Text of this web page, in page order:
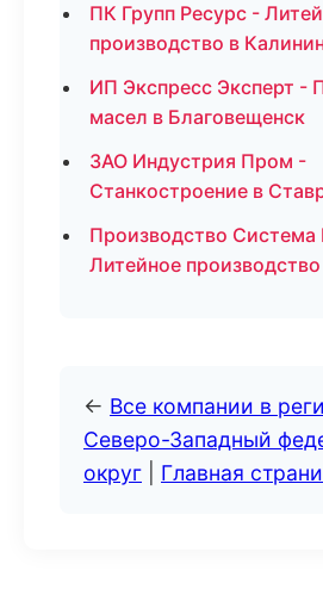
ПК Групп Ресурс -
производство в
ИП Экспресс Эксперт -
масел в Благовещенск
ЗАО Индустрия Пром -
Станкостроение в
Производство Система
Литейное
← Все компании в
Северо-Западный
округ
Главная